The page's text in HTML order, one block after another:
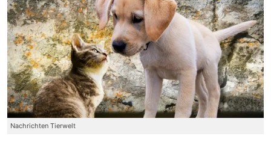
Nachrichten Tierwelt